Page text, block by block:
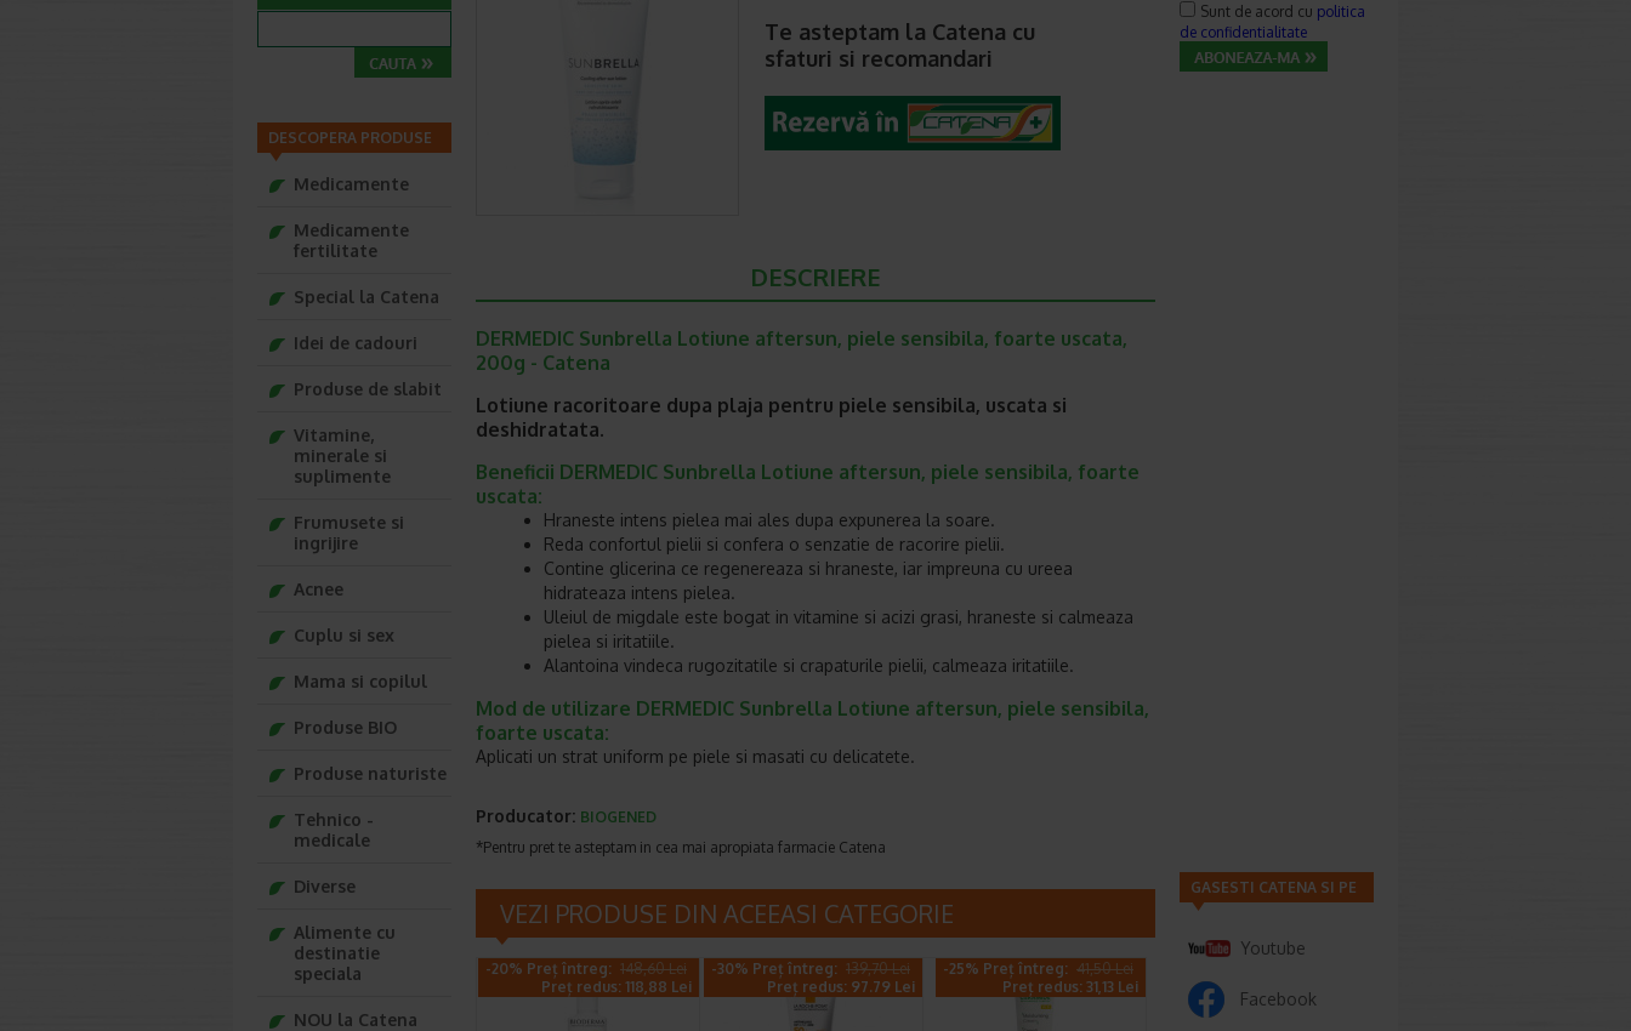
Te asteptam la Catena cu
sfaturi si recomandari
DESCRIERE
DERMEDIC Sunbrella Lotiune aftersun, piele sensibila, foarte uscata,
200g - Catena
Lotiune racoritoare dupa plaja pentru piele sensibila, uscata si
deshidratata.
Beneficii DERMEDIC Sunbrella Lotiune aftersun, piele sensibila, foarte
uscata:
Hraneste intens pielea mai ales dupa expunerea la soare.
Reda confortul pielii si confera o senzatie de racorire pielii.
Contine glicerina ce regenereaza si hraneste, iar impreuna cu ureea
hidrateaza intens pielea.
Uleiul de migdale este bogat in vitamine si acizi grasi, hraneste si calmeaza
pielea si iritatiile.
Alantoina vindeca rugozitatile si crapaturile pielii, calmeaza iritatiile.
Mod de utilizare DERMEDIC Sunbrella Lotiune aftersun, piele sensibila,
foarte uscata:
Aplicati un strat uniform pe piele si masati cu delicatete.
Producator: BIOGENED
*Pentru pret te asteptam in cea mai apropiata farmacie Catena
VEZI PRODUSE DIN ACEEASI CATEGORIE
-20% Preț întreg: 148,60 Lei
Preț redus: 118,88 Lei
-30% Preț întreg: 139,70 Lei
Preț redus: 97.79 Lei
-25% Preț întreg: 41,50 Lei
Preț redus: 31,13 Lei
DESCOPERA PRODUSE
Medicamente
Medicamente
fertilitate
Special la Catena
Idei de cadouri
Produse de slabit
Vitamine,
minerale si
suplimente
Frumusete si
ingrijire
Acnee
Cuplu si sex
Mama si copilul
Produse BIO
Produse naturiste
Tehnico -
medicale
Diverse
Alimente cu
destinatie
speciala
NOU la Catena
Sunt de acord cu politica
de confidentialitate
GASESTI CATENA SI PE
Youtube
Facebook